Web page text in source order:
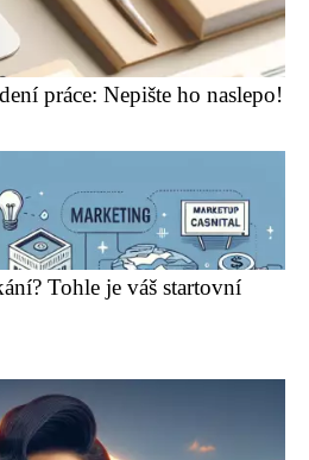
práce: Nepište ho naslepo!
Tohle je váš startovní